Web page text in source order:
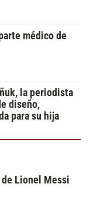
médico de
la periodista
diseño,
para su hija
Lionel Messi